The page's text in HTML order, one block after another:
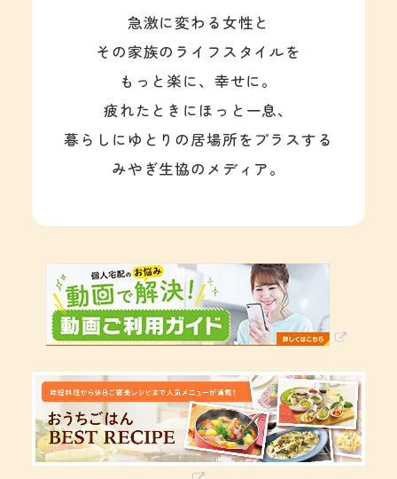
急激に変わる女性と
その家族のライフスタイルを
もっと楽に、幸せに。
疲れたときにほっと一息、
暮らしにゆとりの居場所をプラスする
みやぎ生協のメディア。